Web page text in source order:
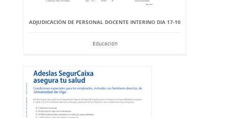
ADJUDICACIÓN DE PERSONAL DOCENTE INTERINO DIA 17-10
Educación